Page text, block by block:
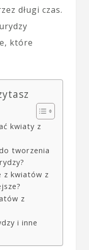
długi czas.
które
kwiaty z
tworzenia
z kwiatów z
z
i inne